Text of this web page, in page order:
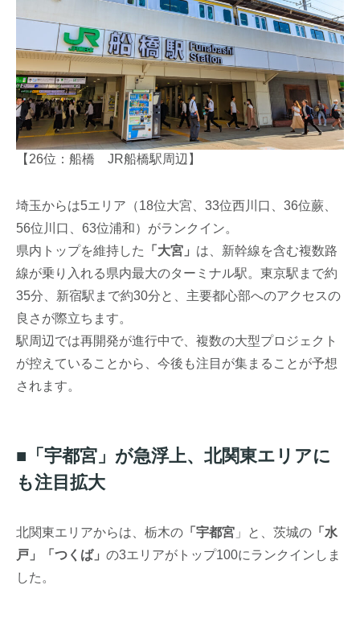
【26位：船橋 JR船橋駅周辺】
埼玉からは5エリア（18位大宮、33位西川口、36位蕨、
56位川口、63位浦和）がランクイン。
県内トップを維持した
「大宮」 は、新幹線を含む複数路
線が乗り入れる県内最大のターミナル駅。東京駅まで約
35分、新宿駅まで約30分と、主要都心部へのアクセスの
良さが際立ちます。
駅周辺では再開発が進行中で、複数の大型プロジェクト
が控えていることから、今後も注目が集まることが予想
されます。
■「宇都宮」が急浮上、北関東エリアに
も注目拡大
北関東エリアからは、栃木の 「宇都宮 」と、茨城の 「水
戸」「つくば」の3エリアがトップ100にランクインしま
した。